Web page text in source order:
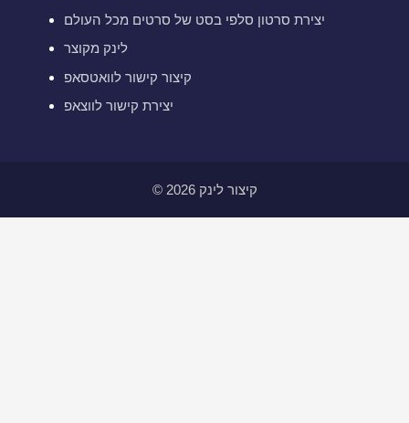
יצירת סרטון סלפי בסט של סרטים מכל העולם
לינק מקוצר
קיצור קישור לוואטסאפ
יצירת קישור לווצאפ
© 2026 קיצור לינק